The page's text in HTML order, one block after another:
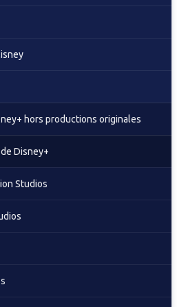
hors productions originales
Disney+
Studios